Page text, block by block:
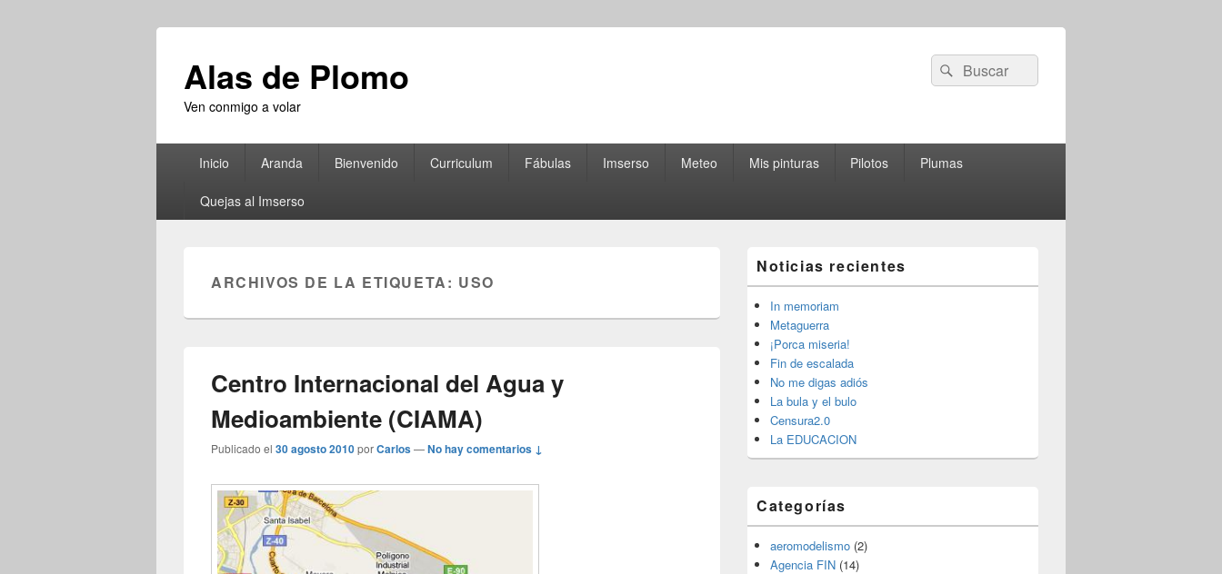
Alas de Plomo
Ven conmigo a volar
Buscar
por:
Buscar
principalInicio Aranda Bienvenido Curriculum Fábulas Imserso Meteo Mis pinturas Pilotos Plumas
Quejas al Imserso
ARCHIVOS DE LA ETIQUETA: USO
Centro Internacional del Agua y
Medioambiente (CIAMA)
Publicado el 30 agosto 2010porCarlos—No hay comentarios ↓
área
de
widget
barra
lateral
primaria
Noticias recientes
In memoriam
Metaguerra
¡Porca miseria!
Fin de escalada
No me digas adiós
La bula y el bulo
Censura2.0
La EDUCACION
Categorías
aeromodelismo (2)
Agencia FIN (14)